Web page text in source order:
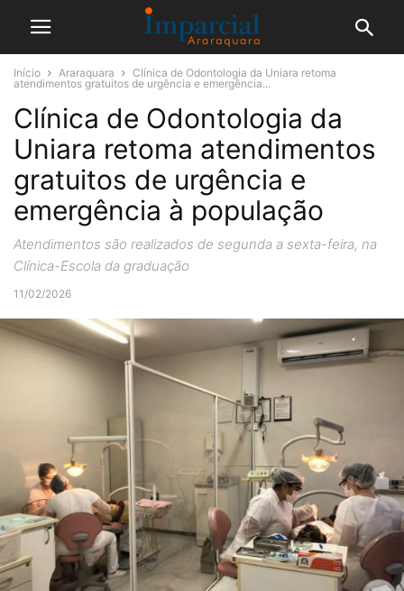
Início Araraquara
Clínica de Odontologia da Uniara retoma
atendimentos gratuitos de urgência e emergência...
Clínica de Odontologia da
Uniara retoma atendimentos
gratuitos de urgência e
emergência à população
Atendimentos são realizados de segunda a sexta-feira, na
Clínica-Escola da graduação
11/02/2026